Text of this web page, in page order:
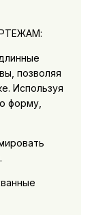
позволяя
Используя
форму,